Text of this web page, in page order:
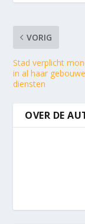
VORIG
Stad verplicht
in al haar
diensten
OVER DE